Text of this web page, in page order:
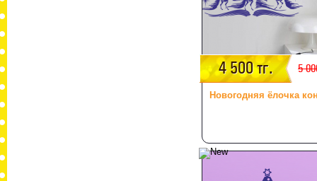
4 500 тг. 5
Новогодняя ёлочка